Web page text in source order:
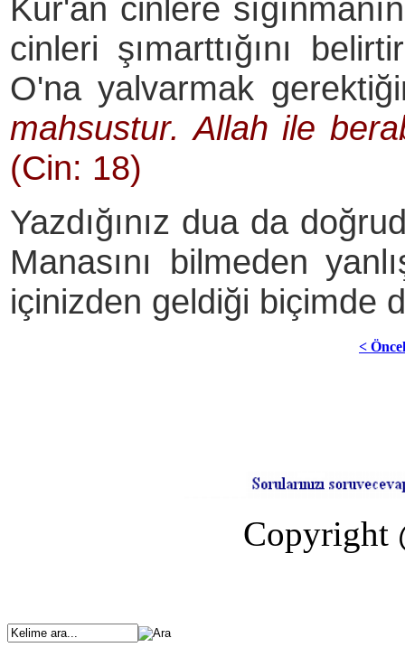
Kur'ân cinlere
cinleri şımarttığını
O'na yalvarmak
mahsustur. Allah ile
(Cin: 18)
Yazdığınız dua da
Manasını bilmeden
içinizden geldiği biçimde
<
Copyright